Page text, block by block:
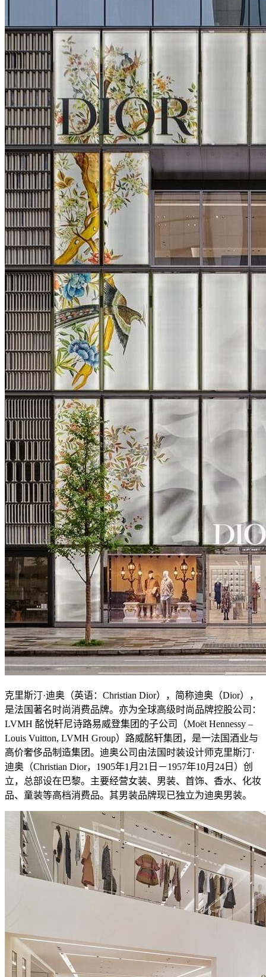
克里斯汀·迪奥（英语：Christian Dior），简称迪奥（Dior），
是法国著名时尚消费品牌。亦为全球高级时尚品牌控股公司：
LVMH 酩悦轩尼诗路易威登集团的子公司（Moët Hennessy –
Louis Vuitton, LVMH Group）路威酩轩集团，是一法国酒业与
高价奢侈品制造集团。迪奥公司由法国时装设计师克里斯汀·
迪奥（Christian Dior，1905年1月21日－1957年10月24日）创
立，总部设在巴黎。主要经营女装、男装、首饰、香水、化妆
品、童装等高档消费品。其男装品牌现已独立为迪奥男装。